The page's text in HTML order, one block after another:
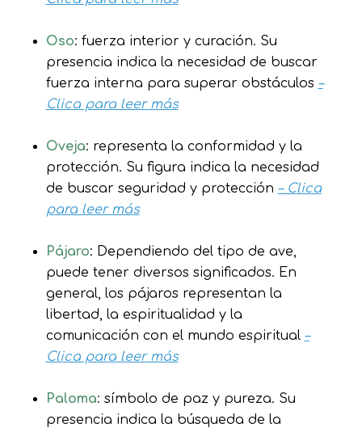
Oso: fuerza interior y curación. Su
presencia indica la necesidad de buscar
fuerza interna para superar obstáculos –
Clica para leer más
Oveja: representa la conformidad y la
protección. Su figura indica la necesidad
de buscar seguridad y protección – Clica
para leer más
Pájaro: Dependiendo del tipo de ave,
puede tener diversos significados. En
general, los pájaros representan la
libertad, la espiritualidad y la
comunicación con el mundo espiritual –
Clica para leer más
Paloma: símbolo de paz y pureza. Su
presencia indica la búsqueda de la